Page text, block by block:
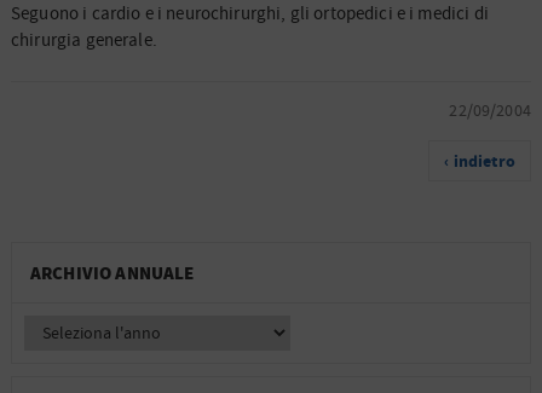
Seguono i cardio e i neurochirurghi, gli ortopedici e i medici di
chirurgia generale.
22/09/2004
‹ indietro
ARCHIVIO ANNUALE